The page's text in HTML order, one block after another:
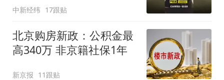
中新经纬 17跟贴
北京购房新政：公积金最
高340万 非京籍社保1年
新京报 11跟贴